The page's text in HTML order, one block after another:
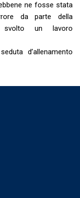
ne fosse stata
da parte della
svolto un lavoro
d’allenamento